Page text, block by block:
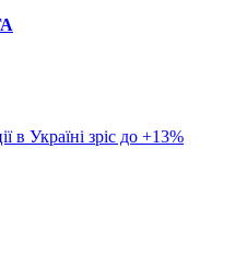
в Україні зріс до +13%